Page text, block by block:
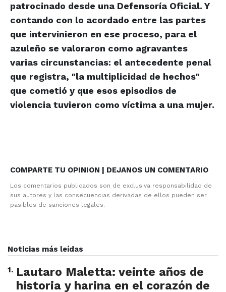
patrocinado desde una Defensoría Oficial. Y
contando con lo acordado entre las partes
que intervinieron en ese proceso, para el
azuleño se valoraron como agravantes
varias circunstancias: el antecedente penal
que registra, "la multiplicidad de hechos"
que cometió y que esos episodios de
violencia tuvieron como víctima a una mujer.
COMPARTE TU OPINION | DEJANOS UN COMENTARIO
Los comentarios publicados son de exclusiva responsabilidad de
sus autores y las consecuencias derivadas de ellos pueden ser
pasibles de sanciones legales.
Noticias más leídas
1. Lautaro Maletta: veinte años de
historia y harina en el corazón de